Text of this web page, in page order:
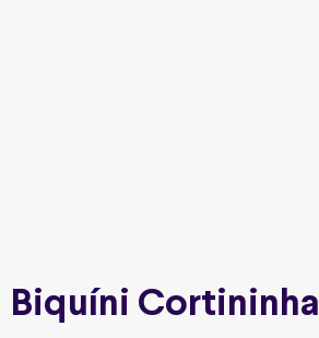
Biquíni Cortininha